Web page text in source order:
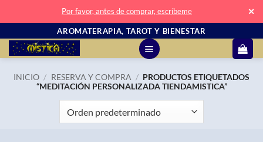
Por favor, antes de comprar, escríbeme ✕
contenido
AROMATERAPIA, TAROT Y BIENESTAR
INICIO / RESERVA Y COMPRA / PRODUCTOS ETIQUETADOS
“MEDITACIÓN PERSONALIZADA TIENDAMISTICA”